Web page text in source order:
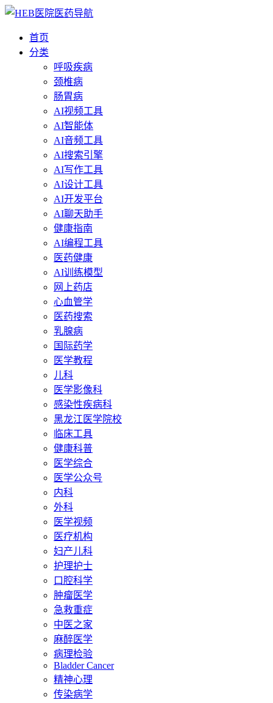
首页
分类
呼吸疾病
颈椎病
肠胃病
AI视频工具
AI智能体
AI音频工具
AI搜索引擎
AI写作工具
AI设计工具
AI开发平台
AI聊天助手
健康指南
AI编程工具
医药健康
AI训练模型
网上药店
心血管学
医药搜索
乳腺病
国际药学
医学教程
儿科
医学影像科
感染性疾病科
黑龙江医学院校
临床工具
健康科普
医学综合
医学公众号
内科
外科
医学视频
医疗机构
妇产儿科
护理护士
口腔科学
肿瘤医学
急救重症
中医之家
麻醉医学
病理检验
Bladder Cancer
精神心理
传染病学